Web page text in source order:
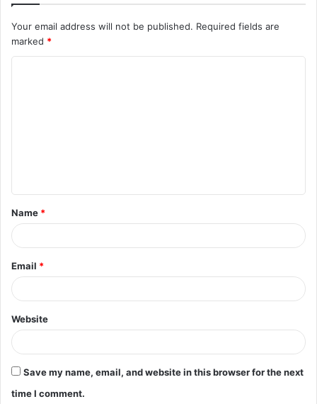
Your email address will not be published. Required fields are
marked *
Name *
Email *
Website
Save my name, email, and website in this browser for the next
time I comment.